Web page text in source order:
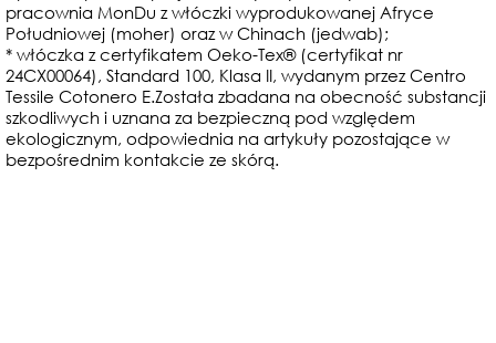
pracownia MonDu z włóczki wyprodukowanej Afryce
Południowej (moher) oraz w Chinach (jedwab);
* włóczka z certyfikatem Oeko-Tex® (certyfikat nr
24CX00064), Standard 100, Klasa II, wydanym przez Centro
Tessile Cotonero E.Została zbadana na obecność substancji
szkodliwych i uznana za bezpieczną pod względem
ekologicznym, odpowiednia na artykuły pozostające w
bezpośrednim kontakcie ze skórą.